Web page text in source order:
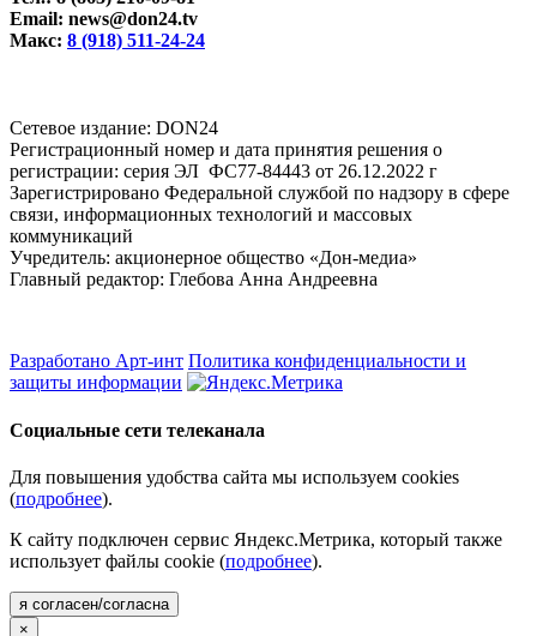
Email: news@don24.tv
Макс: 8 (918) 511-24-24
Cетевое издание: DON24
Регистрационный номер и дата принятия решения о
регистрации: серия ЭЛ ФС77-84443 от 26.12.2022 г
Зарегистрировано Федеральной службой по надзору в сфере
связи, информационных технологий и массовых
коммуникаций
Учредитель: акционерное общество «Дон-медиа»
Главный редактор: Глебова Анна Андреевна
Разработано Арт-инт Политика конфиденциальности и
защиты информации
Социальные сети телеканала
Для повышения удобства сайта мы используем cookies
(подробнее).
К сайту подключен сервис Яндекс.Метрика, который также
использует файлы cookie (подробнее).
я согласен/согласна
×